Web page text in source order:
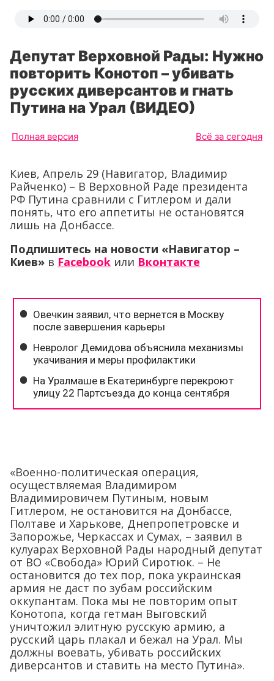
Депутат Верховной Рады: Нужно
повторить Конотоп – убивать
русских диверсантов и гнать
Путина на Урал (ВИДЕО)
Полная версия Всё за сегодня
Киев, Апрель 29 (Навигатор, Владимир
Райченко) – В Верховной Раде президента
РФ Путина сравнили с Гитлером и дали
понять, что его аппетиты не остановятся
лишь на Донбассе.
Подпишитесь на новости «Навигатор –
Киев» в Facebook или Вконтакте
«Военно-политическая операция,
осуществляемая Владимиром
Владимировичем Путиным, новым
Гитлером, не остановится на Донбассе,
Полтаве и Харькове, Днепропетровске и
Запорожье, Черкассах и Сумах, – заявил в
кулуарах Верховной Рады народный депутат
от ВО «Свобода» Юрий Сиротюк. – Не
остановится до тех пор, пока украинская
армия не даст по зубам российским
оккупантам. Пока мы не повторим опыт
Конотопа, когда гетман Выговский
уничтожил элитную русскую армию, а
русский царь плакал и бежал на Урал. Мы
должны воевать, убивать российских
диверсантов и ставить на место Путина».